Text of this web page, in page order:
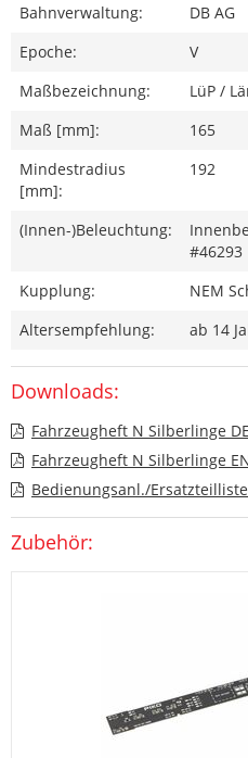
Bahnverwaltung:
DB AG
Epoche:
V
Maßbezeichnung:
LüP /
Maß [mm]:
165
Mindestradius
[mm]:
192
(Innen-)Beleuchtung:
#46293
Kupplung:
NEM
Altersempfehlung:
ab 14
Downloads:
Fahrzeugheft N Silberlinge DE
Fahrzeugheft N Silberlinge
Bedienungsanl./
Zubehör: